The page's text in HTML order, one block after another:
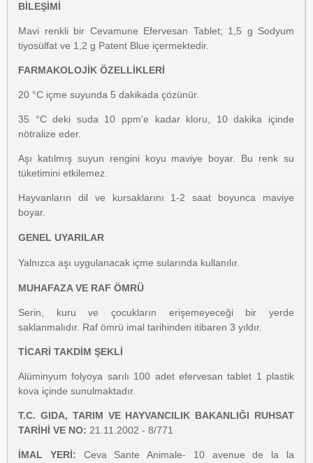
BİLEŞİMİ
Mavi renkli bir Cevamune Efervesan Tablet; 1,5 g Sodyum
tiyosülfat ve 1,2 g Patent Blue içermektedir.
FARMAKOLOJİK ÖZELLİKLERİ
20 °C içme suyunda 5 dakikada çözünür.
35 °C deki suda 10 ppm'e kadar kloru, 10 dakika içinde
nötralize eder.
Aşı katılmış suyun rengini koyu maviye boyar. Bu renk su
tüketimini etkilemez.
Hayvanların dil ve kursaklarını 1-2 saat boyunca maviye
boyar.
GENEL UYARILAR
Yalnızca aşı uygulanacak içme sularında kullanılır.
MUHAFAZA VE RAF ÖMRÜ
Serin, kuru ve çocukların erişemeyeceği bir yerde
saklanmalıdır. Raf ömrü imal tarihinden itibaren 3 yıldır.
TİCARİ TAKDİM ŞEKLİ
Alüminyum folyoya sarılı 100 adet efervesan tablet 1 plastik
kova içinde sunulmaktadır.
T.C. GIDA, TARIM VE HAYVANCILIK BAKANLIĞI RUHSAT
TARİHİ VE NO: 21.11.2002 - 8/771
İMAL YERİ: Ceva Sante Animale- 10 avenue de la la